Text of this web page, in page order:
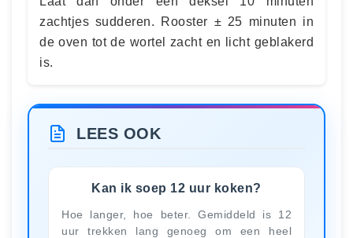
zachtjes sudderen. Rooster ± 25 minuten in
de oven tot de wortel zacht en licht geblakerd
is.
LEES OOK
Kan ik soep 12 uur koken?
Hoe langer, hoe beter. Gemiddeld is 12
uur trekken lang genoeg om een heel